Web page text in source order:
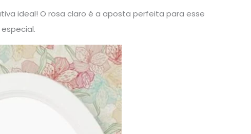
ideal! O rosa claro é a aposta perfeita para esse